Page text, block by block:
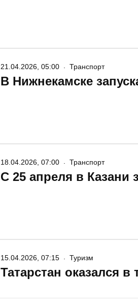
В Нижнекамске
21.04.2026, 05:00 Транспорт
С 25 апреля в Казани
18.04.2026, 07:00 Транспорт
Татарстан оказался
15.04.2026, 07:15 Туризм